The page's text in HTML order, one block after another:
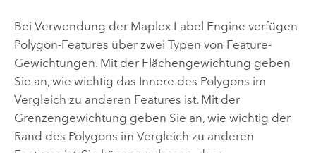
Bei Verwendung der Maplex Label Engine verfügen
Polygon-Features über zwei Typen von Feature-
Gewichtungen. Mit der Flächengewichtung geben
Sie an, wie wichtig das Innere des Polygons im
Vergleich zu anderen Features ist. Mit der
Grenzengewichtung geben Sie an, wie wichtig der
Rand des Polygons im Vergleich zu anderen